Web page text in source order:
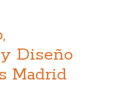
Diseño
Madrid